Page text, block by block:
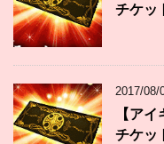
チケッ
2017/08/
【ア
チケッ